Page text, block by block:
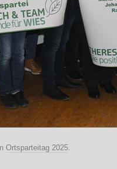
Ortsparteitag 2025.